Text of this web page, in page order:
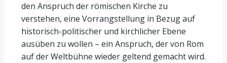
den Anspruch der römischen Kirche zu
verstehen, eine Vorrangstellung in Bezug auf
historisch-politischer und kirchlicher Ebene
ausüben zu wollen – ein Anspruch, der von Rom
auf der Weltbühne wieder geltend gemacht wird.